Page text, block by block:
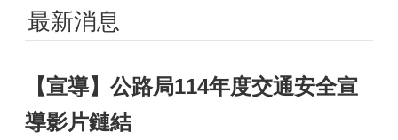
最新消息
【宣導】公路局114年度交通安全宣
導影片鏈結